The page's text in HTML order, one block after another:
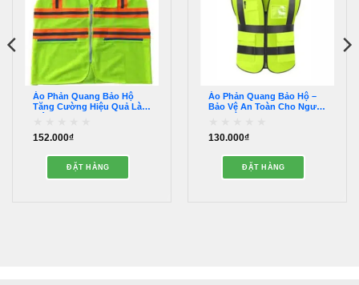
Áo Phản Quang Bảo Hộ
Tăng Cường Hiệu Quả Làm
Được
hạng
152.000₫
ĐẶT HÀNG
Áo Phản Quang Bảo Hộ –
Bảo Vệ An Toàn Cho Người
Được
hạng
130.000₫
ĐẶT HÀNG